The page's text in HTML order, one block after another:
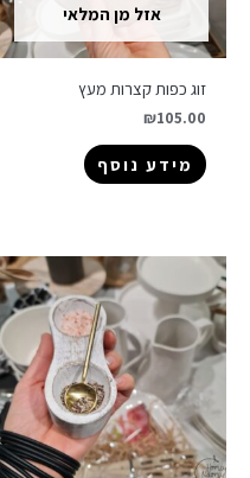
אזל מן המלאי
זוג כפות קצרות מעץ
₪105.00
מידע נוסף